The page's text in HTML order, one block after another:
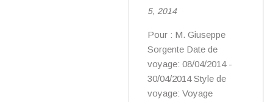
5, 2014
Pour : M. Giuseppe
Sorgente Date de
voyage: 08/04/2014 -
30/04/2014 Style de
voyage: Voyage